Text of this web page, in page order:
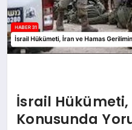
İsrail Hükümeti,
Konusunda